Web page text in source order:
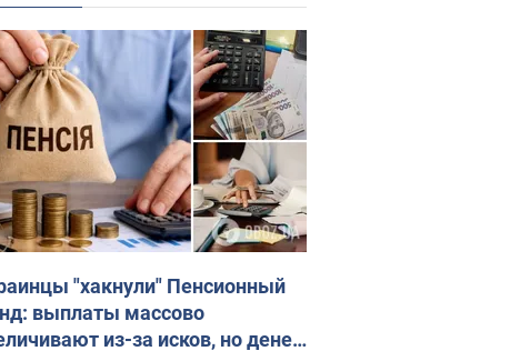
"хакнули" Пенсионный
выплаты массово
из-за исков, но денег